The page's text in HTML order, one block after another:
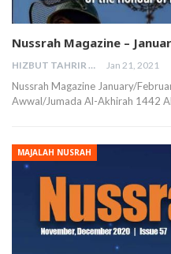
Nussrah Magazine –
HIZBUT TAHRIR MALAYSIA Jan 21, 2021
Nussrah Magazine January/
Awwal/Jumada Al-Akhirah 1442
MAJALAH NUSRAH